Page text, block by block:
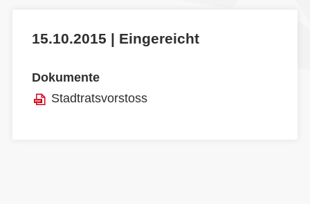
15.10.2015 | Eingereicht
Dokumente
Stadtratsvorstoss